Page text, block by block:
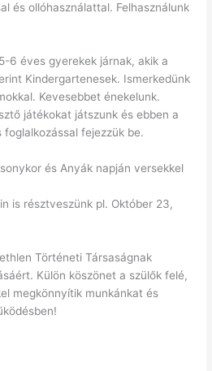
és ollóhasználattal. Felhasználunk
6 éves gyerekek járnak, akik a
Kindergartenesek. Ismerkedünk
Kevesebbet énekelunk.
játékokat játszunk és ebben a
fejezzük be.
és Anyák napján versekkel
is résztveszünk pl. Október 23,
Történeti Társaságnak
Külön köszönet a szülők felé,
megkönnyítik munkánkat és